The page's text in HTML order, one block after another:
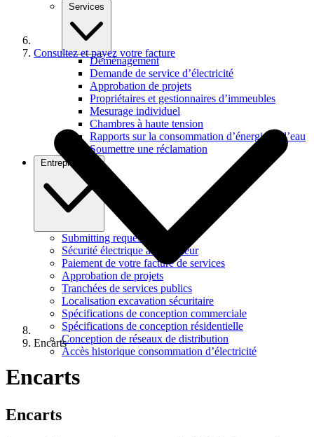
Services
Déménagement
Demande de service d’électricité
Approbation de projets
Propriétaires et gestionnaires d’immeubles
Mesurage individuel
Chambres à haute tension
Rapports sur la consommation d’énergie et d’eau
Soumettre une réclamation
Entrepreneurs
Submitting requests
Sécurité électrique à l’extérieur
Paiement de votre facture de services
Approbation de projets
Tranchées de services publics
Localisation excavation sécuritaire
Spécifications de conception commerciale
Spécifications de conception résidentielle
Conception de réseaux de distribution
Accès historique consommation d’électricité
Consultez et payez votre facture
Encarts
Encarts
Encarts